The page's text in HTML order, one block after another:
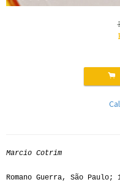
.
Marcio Cotrim
Romano Guerra, São